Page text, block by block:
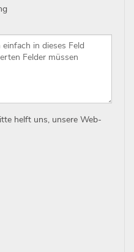
helft uns, unsere Web-